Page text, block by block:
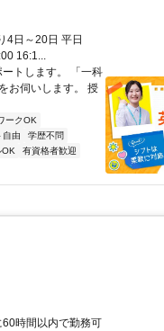
4日～20日 平日
16:1...
トします。 「一科
お伺いします。 授
ークOK
自由
学歴不問
OK
有資格者歓迎
時間以内で勤務可